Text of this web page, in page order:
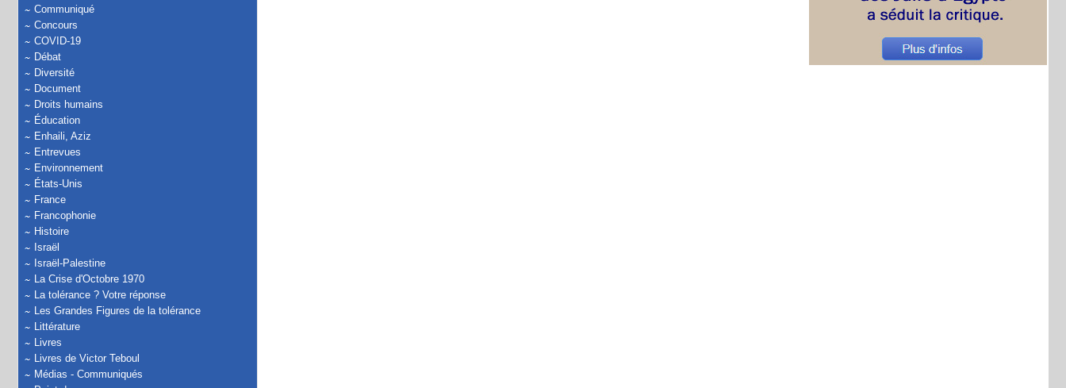
Communiqué
Concours
COVID-19
Débat
Diversité
Document
Droits humains
Éducation
Enhaili, Aziz
Entrevues
Environnement
États-Unis
France
Francophonie
Histoire
Israël
Israël-Palestine
La Crise d'Octobre 1970
La tolérance ? Votre réponse
Les Grandes Figures de la tolérance
Littérature
Livres
Livres de Victor Teboul
Médias - Communiqués